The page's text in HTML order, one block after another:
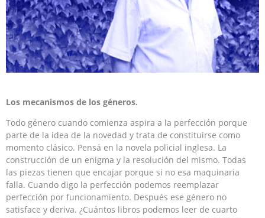
Los mecanismos de los géneros.
Todo género cuando comienza aspira a la perfección porque
parte de la idea de la novedad y trata de constituirse como
momento clásico. Pensá en la novela policial inglesa. La
construcción de un enigma y la resolución del mismo. Todas
las piezas tienen que encajar porque si no esa maquinaria
falla. Cuando digo la perfección podemos reemplazar
perfección por funcionamiento. Después ese género no
satisface y deriva. ¿Cuántos libros podemos leer de cuarto